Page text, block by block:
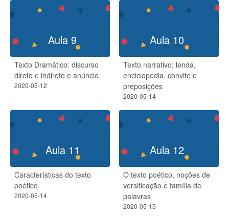
Aula 9
Texto Dramático: discurso
direto e indireto e anúncio.
2020-05-12
Aula 10
Texto narrativo: lenda,
enciclopédia, convite e
preposições
2020-05-14
Aula 11
Características do texto
poético
2020-05-14
Aula 12
O texto poético, noções de
versificação e família de
palavras
2020-05-15